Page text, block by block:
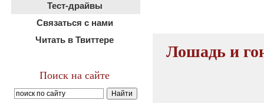
Тест-драйвы
Связаться с нами
Читать в Твиттере
Поиск на сайте
Лошадь и